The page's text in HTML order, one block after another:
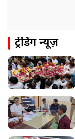
ट्रेंडिंग न्यूज़